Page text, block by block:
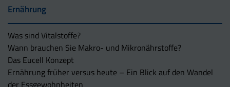
Ernährung
Was sind Vitalstoffe?
Wann brauchen Sie Makro- und Mikronährstoffe?
Das Eucell Konzept
Ernährung früher versus heute – Ein Blick auf den Wandel